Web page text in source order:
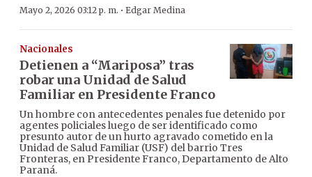
Mayo 2, 2026 03:12 p. m. · Edgar Medina
Nacionales
Detienen a “Mariposa” tras
robar una Unidad de Salud
Familiar en Presidente Franco
Un hombre con antecedentes penales fue detenido por
agentes policiales luego de ser identificado como
presunto autor de un hurto agravado cometido en la
Unidad de Salud Familiar (USF) del barrio Tres
Fronteras, en Presidente Franco, Departamento de Alto
Paraná.